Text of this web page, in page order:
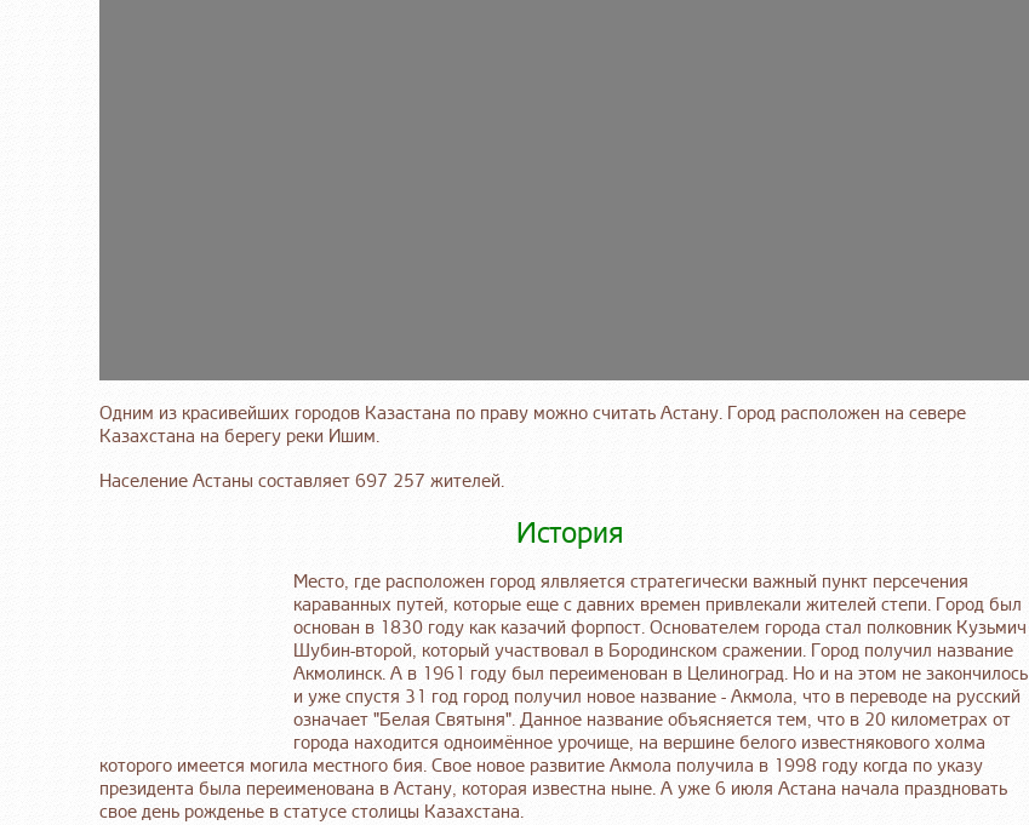
Одним из красивейших городов Казастана по праву можно считать Астану. Город расположен на севере
Казахстана на берегу реки Ишим.
Население Астаны составляет 697 257 жителей.
История
Место, где расположен город ялвляется стратегически важный пункт персечения
караванных путей, которые еще с давних времен привлекали жителей степи. Город был
основан в 1830 году как казачий форпост. Основателем города стал полковник Кузьмич
Шубин-второй, который участвовал в Бородинском сражении. Город получил название
Акмолинск. А в 1961 году был переименован в Целиноград. Но и на этом не закончилось
и уже спустя 31 год город получил новое название - Акмола, что в переводе на русский
означает "Белая Святыня". Данное название объясняется тем, что в 20 километрах от
города находится одноимённое урочище, на вершине белого известнякового холма
которого имеется могила местного бия. Свое новое развитие Акмола получила в 1998 году когда по указу
президента была переименована в Астану, которая известна ныне. А уже 6 июля Астана начала праздновать
свое день рожденье в статусе столицы Казахстана.